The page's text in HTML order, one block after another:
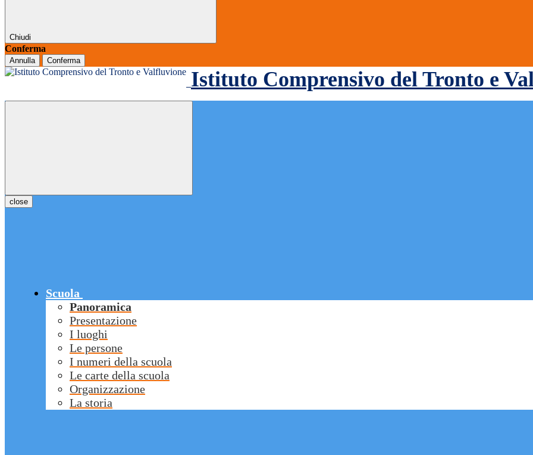
Chiudi
Conferma
Annulla Conferma
Istituto Comprensivo del Tronto e
close
Scuola
Panoramica
Presentazione
I luoghi
Le persone
I numeri della scuola
Le carte della scuola
Organizzazione
La storia